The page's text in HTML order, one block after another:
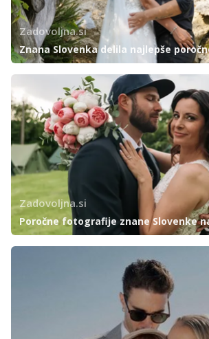
Zadovoljna.si
Znana Slovenka delila najlepše
Zadovoljna.si
Poročne fotografije znane Slovenke